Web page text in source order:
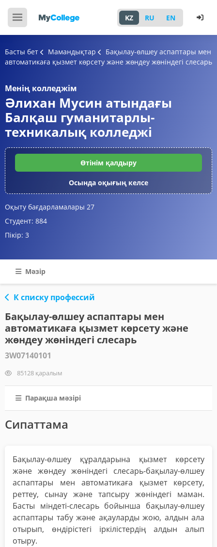
KZ RU EN
Басты бет Мамандықтар
Бақылау-өлшеу аспаптары мен
автоматикаға қызмет көрсету және жөндеу жөніндегі слесарь
Менің колледжім
Әлихан Мусин атындағы
Балқаш гуманитарлы-
техникалық колледжі
Өтінім қалдыру
Осында оқығың келсе
Оқыту бағдарламалары 27
Студент: 884
Пікір: 3
Мәзір
К списку профессий
Бақылау-өлшеу аспаптары мен
автоматикаға қызмет көрсету және
жөндеу жөніндегі слесарь
3W07140101
85128 қаралым
Парақша мәзірі
Сипаттама
Бақылау-өлшеу құралдарына қызмет көрсету
және жөндеу жөніндегі слесарь-бақылау-өлшеу
аспаптары мен автоматикаға қызмет көрсету,
реттеу, сынау және тапсыру жөніндегі маман.
Басты міндеті-слесарь бойынша бақылау-өлшеу
аспаптары табу және ақауларды жою, алдын ала
отырып, өндірістегі іркілістердің алдын алып
отыру.